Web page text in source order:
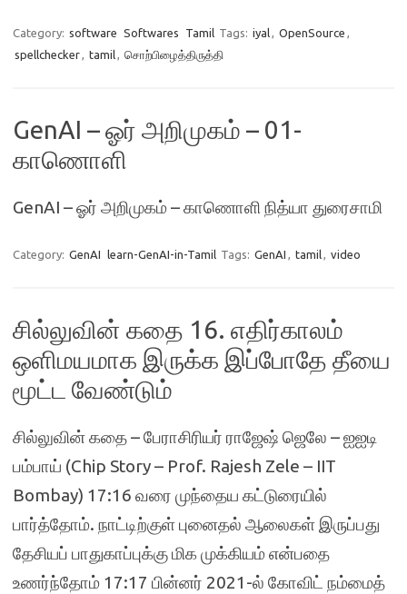
Category: software Softwares Tamil Tags: iyal, OpenSource ,
spellchecker, tamil, சொற்பிழைத்திருத்தி
GenAI – ஓர் அறிமுகம் – 01-
காணொளி
GenAI – ஓர் அறிமுகம் – காணொளி நித்யா துரைசாமி
Category: GenAI learn-GenAI-in-Tamil Tags: GenAI , tamil, video
சில்லுவின் கதை 16. எதிர்காலம்
ஒளிமயமாக இருக்க இப்போதே தீயை
மூட்ட வேண்டும்
சில்லுவின் கதை – பேராசிரியர் ராஜேஷ் ஜெலே – ஐஐடி
பம்பாய் (Chip Story – Prof. Rajesh Zele – IIT
Bombay) 17:16 வரை முந்தைய கட்டுரையில்
பார்த்தோம். நாட்டிற்குள் புனைதல் ஆலைகள் இருப்பது
தேசியப் பாதுகாப்புக்கு மிக முக்கியம் என்பதை
உணர்ந்தோம் 17:17 பின்னர் 2021-ல் கோவிட் நம்மைத்